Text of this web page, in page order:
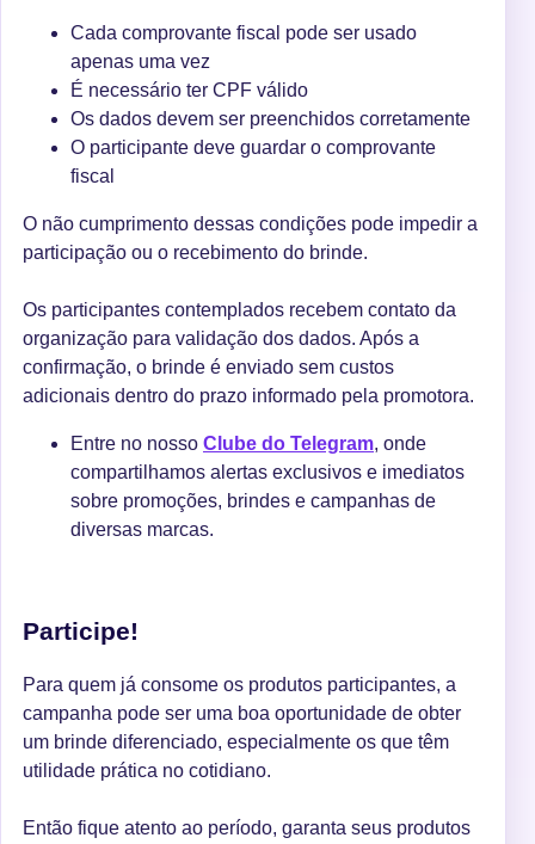
Cada comprovante fiscal pode ser usado
apenas uma vez
É necessário ter CPF válido
Os dados devem ser preenchidos corretamente
O participante deve guardar o comprovante
fiscal
O não cumprimento dessas condições pode impedir a
participação ou o recebimento do brinde.
Os participantes contemplados recebem contato da
organização para validação dos dados. Após a
confirmação, o brinde é enviado sem custos
adicionais dentro do prazo informado pela promotora.
Entre no nosso Clube do Telegram, onde
compartilhamos alertas exclusivos e imediatos
sobre promoções, brindes e campanhas de
diversas marcas.
Participe!
Para quem já consome os produtos participantes, a
campanha pode ser uma boa oportunidade de obter
um brinde diferenciado, especialmente os que têm
utilidade prática no cotidiano.
Então fique atento ao período, garanta seus produtos